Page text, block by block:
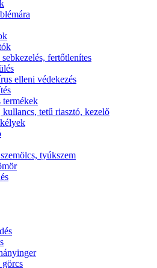
fertőtlenítes
elleni védekezés
termékek
kullancs, tetű riasztó, kezelő
tyúkszem
görcs